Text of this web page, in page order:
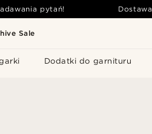
Sale
Dodatki do garnituru
pytań! Dostawa